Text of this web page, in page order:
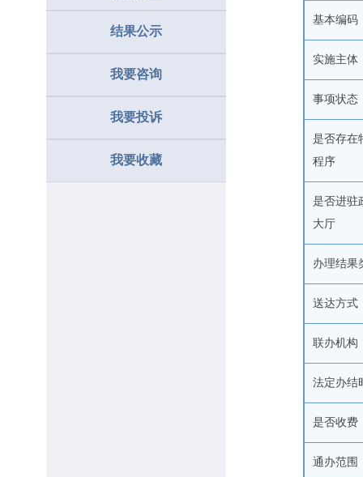
结果公示
我要咨询
我要投诉
我要收藏
基本编码
实施主体
事项状态
是否存在
程序
是否进驻
大厅
办理结果
送达方式
联办机构
法定办结
是否收费
通办范围